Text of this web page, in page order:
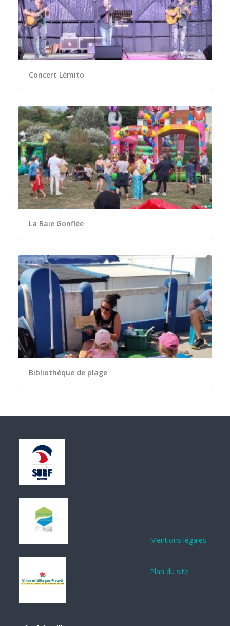
Concert Lémito
La Baie Gonflée
Bibliothéque de plage
Mentions légales
Plan du site